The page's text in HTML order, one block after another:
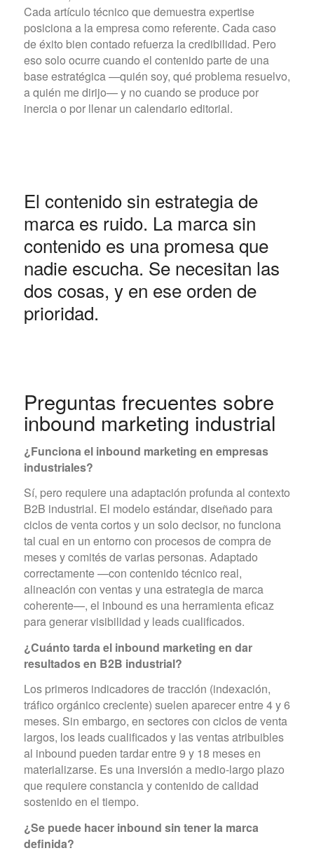
Cada artículo técnico que demuestra expertise
posiciona a la empresa como referente. Cada caso
de éxito bien contado refuerza la credibilidad. Pero
eso solo ocurre cuando el contenido parte de una
base estratégica —quién soy, qué problema resuelvo,
a quién me dirijo— y no cuando se produce por
inercia o por llenar un calendario editorial.
El contenido sin estrategia de
marca es ruido. La marca sin
contenido es una promesa que
nadie escucha. Se necesitan las
dos cosas, y en ese orden de
prioridad.
Preguntas frecuentes sobre
inbound marketing industrial
¿Funciona el inbound marketing en empresas
industriales?
Sí, pero requiere una adaptación profunda al contexto
B2B industrial. El modelo estándar, diseñado para
ciclos de venta cortos y un solo decisor, no funciona
tal cual en un entorno con procesos de compra de
meses y comités de varias personas. Adaptado
correctamente —con contenido técnico real,
alineación con ventas y una estrategia de marca
coherente—, el inbound es una herramienta eficaz
para generar visibilidad y leads cualificados.
¿Cuánto tarda el inbound marketing en dar
resultados en B2B industrial?
Los primeros indicadores de tracción (indexación,
tráfico orgánico creciente) suelen aparecer entre 4 y 6
meses. Sin embargo, en sectores con ciclos de venta
largos, los leads cualificados y las ventas atribuibles
al inbound pueden tardar entre 9 y 18 meses en
materializarse. Es una inversión a medio-largo plazo
que requiere constancia y contenido de calidad
sostenido en el tiempo.
¿Se puede hacer inbound sin tener la marca
definida?